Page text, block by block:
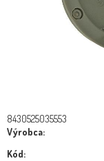
8430525035553
Výrobca:
Kód: